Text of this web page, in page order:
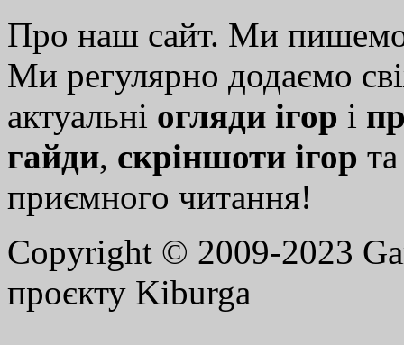
Про наш сайт. Ми
Ми регулярно додаємо
актуальні огляди ігор і
гайди, скріншоти ігор
приємного читання!
Copyright © 2009-2023
проєкту Kiburga